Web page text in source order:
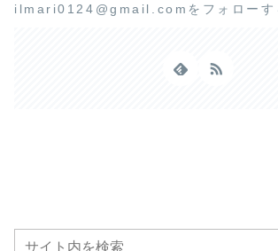
ilmari0124@gmail.comをフォローす